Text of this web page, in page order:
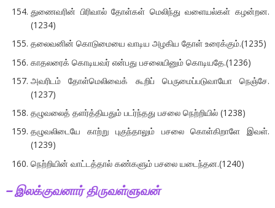
துணைவரின் பிரிவால் தோள்கள் மெலிந்து வளையல்கள் கழன்றன.
(1234)
தலைவனின் கொடுமையை வாடிய அழகிய தோள் உரைக்கும்.(1235)
காதலரைக் கொடியவர் என்பது பசலையினும் கொடியதே.(1236)
அவரிடம் தோள்மெலிவைக் கூறிப் பெருமைப்படுவாயோ நெஞ்சே.
(1237)
தழுவலைத் தளர்த்தியதும் படர்ந்தது பசலை நெற்றியில் (1238)
தழுவலிடையே காற்று புகுந்தாலும் பசலை கொள்கிறாளே இவள்.
(1239)
நெற்றியின் வாட்டத்தால் கண்களும் பசலை யடைந்தன.(1240)
– இலக்குவனார் திருவள்ளுவன்